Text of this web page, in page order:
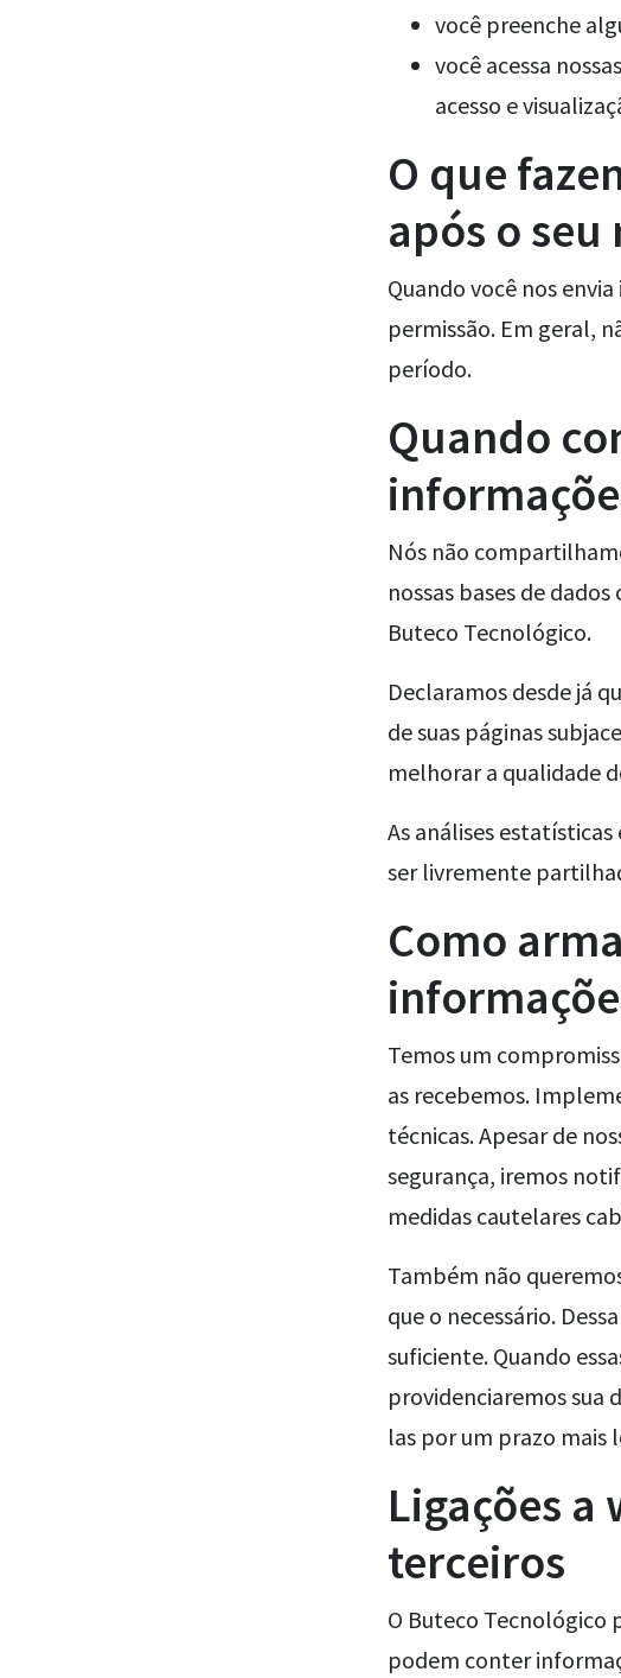
você preenche
você acessa
acesso e
O que
após o
Quando você nos
permissão. Em geral,
período.
Quando
Nós não
nossas bases de
Buteco Tecnológico.
Declaramos desde já
de suas páginas
melhorar a qualidade
As análises
ser livremente
Como
Temos um
as recebemos.
técnicas. Apesar de
segurança, iremos
medidas cautelares
Também não
que o necessário.
suficiente. Quando
providenciaremos sua
las por um prazo mais
Ligações a
terceiros
O Buteco Tecnológico
podem conter